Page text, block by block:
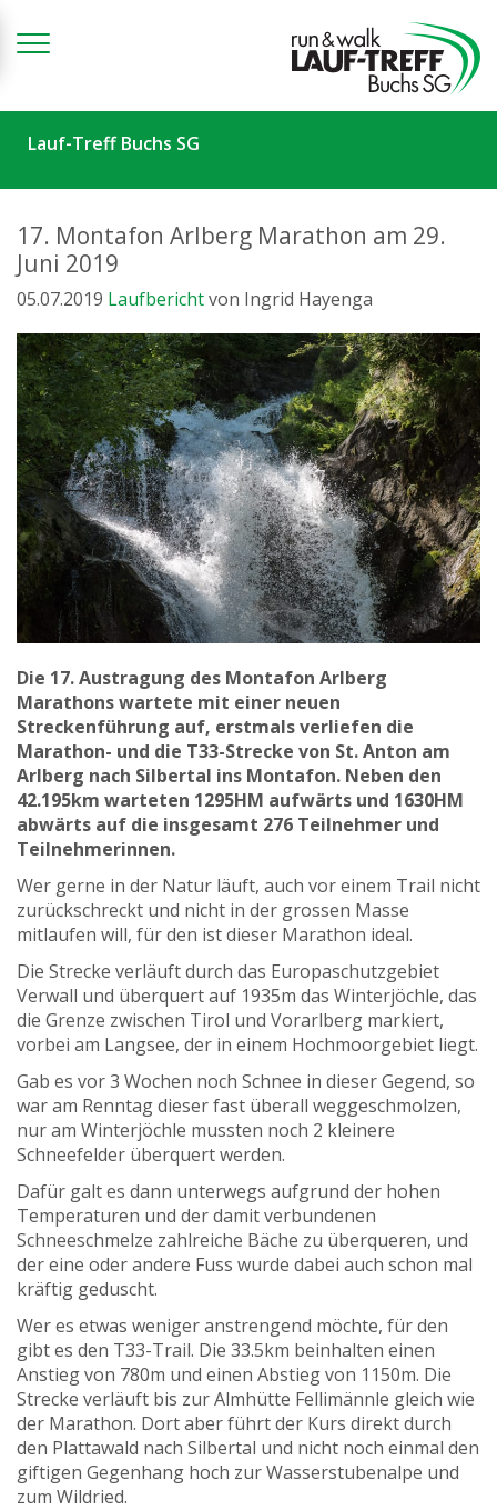
Lauf-Treff Buchs SG
17. Montafon Arlberg Marathon am 29.
Juni 2019
05.07.2019 Laufberichtvon Ingrid Hayenga
Die 17. Austragung des Montafon Arlberg
Marathons wartete mit einer neuen
Streckenführung auf, erstmals verliefen die
Marathon- und die T33-Strecke von St. Anton am
Arlberg nach Silbertal ins Montafon. Neben den
42.195km warteten 1295HM aufwärts und 1630HM
abwärts auf die insgesamt 276 Teilnehmer und
Teilnehmerinnen.
Wer gerne in der Natur läuft, auch vor einem Trail nicht
zurückschreckt und nicht in der grossen Masse
mitlaufen will, für den ist dieser Marathon ideal.
Die Strecke verläuft durch das Europaschutzgebiet
Verwall und überquert auf 1935m das Winterjöchle, das
die Grenze zwischen Tirol und Vorarlberg markiert,
vorbei am Langsee, der in einem Hochmoorgebiet liegt.
Gab es vor 3 Wochen noch Schnee in dieser Gegend, so
war am Renntag dieser fast überall weggeschmolzen,
nur am Winterjöchle mussten noch 2 kleinere
Schneefelder überquert werden.
Dafür galt es dann unterwegs aufgrund der hohen
Temperaturen und der damit verbundenen
Schneeschmelze zahlreiche Bäche zu überqueren, und
der eine oder andere Fuss wurde dabei auch schon mal
kräftig geduscht.
Wer es etwas weniger anstrengend möchte, für den
gibt es den T33-Trail. Die 33.5km beinhalten einen
Anstieg von 780m und einen Abstieg von 1150m. Die
Strecke verläuft bis zur Almhütte Fellimännle gleich wie
der Marathon. Dort aber führt der Kurs direkt durch
den Plattawald nach Silbertal und nicht noch einmal den
giftigen Gegenhang hoch zur Wasserstubenalpe und
zum Wildried.